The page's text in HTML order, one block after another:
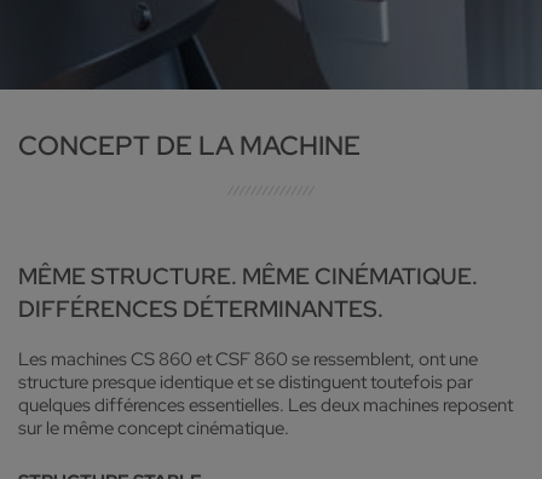
CONCEPT DE LA MACHINE
MÊME STRUCTURE. MÊME CINÉMATIQUE.
DIFFÉRENCES DÉTERMINANTES.
Les machines CS 860 et CSF 860 se ressemblent, ont une
structure presque identique et se distinguent toutefois par
quelques différences essentielles. Les deux machines reposent
sur le même concept cinématique.